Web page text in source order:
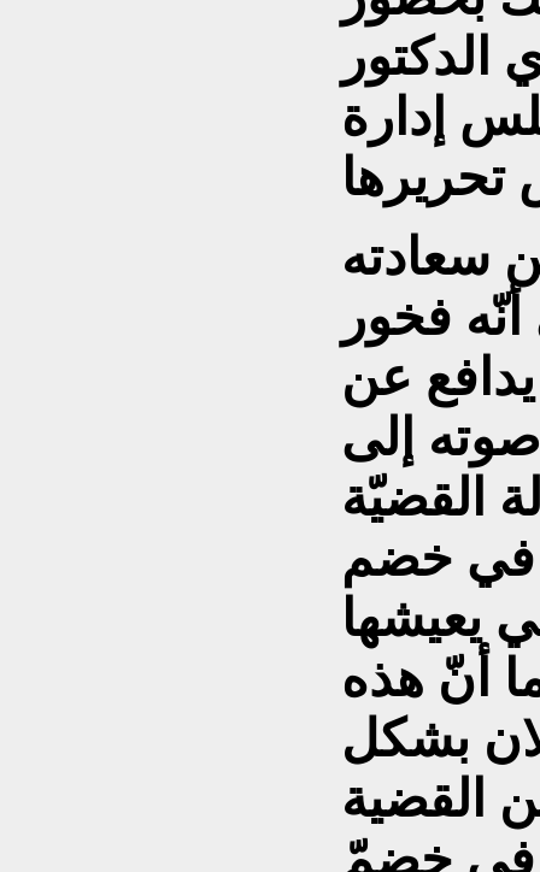
الدكتور
إدارة
سعادته
فخور
عن
إلى
القضيّة
في خضم
يعيشها
أنّ هذه
بشكل
القضية
في خضمّ